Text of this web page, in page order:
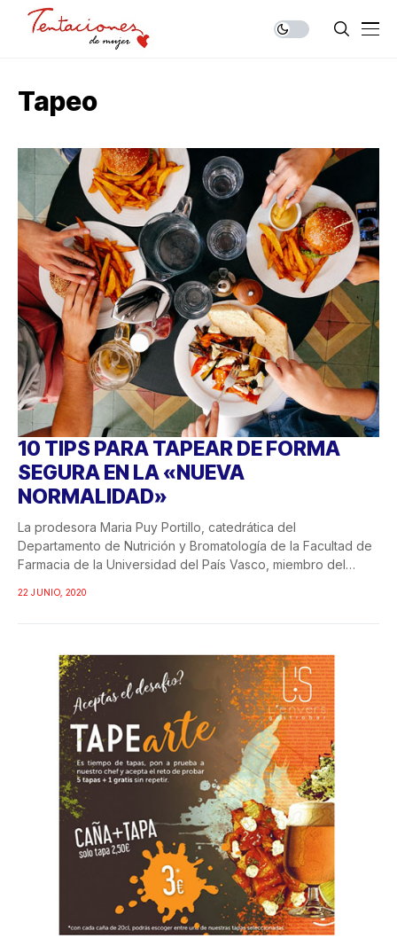
Tapeo
10 TIPS PARA TAPEAR DE FORMA
SEGURA EN LA «NUEVA
NORMALIDAD»
La prodesora Maria Puy Portillo, catedrática del
Departamento de Nutrición y Bromatología de la Facultad de
Farmacia de la Universidad del País Vasco, miembro del
22 JUNIO, 2020